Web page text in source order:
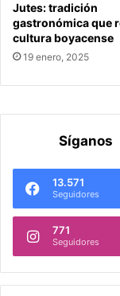
Jutes: tradición
gastronómica que
cultura boyacense
19 enero, 2025
Síganos
13.571
Seguidores
771
Seguidores